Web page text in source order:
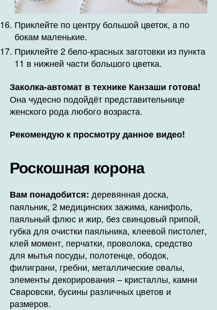
Приклейте по центру большой цветок, а по
бокам маленькие.
Приклейте 2 бело-красных заготовки из пункта
11 в нижней части большого цветка.
Заколка-автомат в технике Канзаши готова!
Она чудесно подойдёт представительнице
женского рода любого возраста.
Рекомендую к просмотру данное видео!
Роскошная корона
Вам понадобится: деревянная доска,
паяльник, 2 медицинских зажима, канифоль,
паяльный флюс и жир, без свинцовый припой,
губка для очистки паяльника, клеевой пистолет,
клей момент, перчатки, проволока, средство
для мытья посуды, полотенце, ободок,
филиграни, гребни, металлические овалы,
элементы декорирования – кристаллы, камни
Сваровски, бусины различных цветов и
размеров.